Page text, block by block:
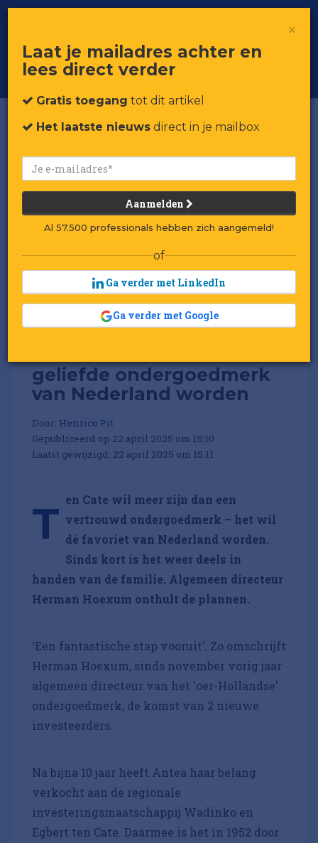
Voor professionals in retail & brands
Toggle
geliefde ondergoedmerk
van Nederland worden
Door: Henrico Pit
Gepubliceerd op 22 april 2025 om 15:10
Laatst gewijzigd: 22 april 2025 om 15:11
T en Cate wil meer zijn dan een
vertrouwd ondergoedmerk – het wil
dé favoriet van Nederland worden.
Sinds kort is het weer deels in
handen van de familie. Algemeen directeur
Herman Hoexum onthult de plannen.
‘Een fantastische stap vooruit’. Zo omschrijft
Herman Hoexum, sinds november vorig jaar
algemeen directeur van het 'oer-Hollandse'
ondergoedmerk, de komst van 2 nieuwe
investeerders.
Na bijna 10 jaar heeft Antea haar belang
verkocht aan de regionale
investeringsmaatschappij Wadinko en
Egbert ten Cate. Daarmee is het in 1952 door
×
Laat je mailadres achter en
lees direct verder
Gratis toegang tot dit artikel
Het laatste nieuws direct in je mailbox
Aanmelden
Al 57.500 professionals hebben zich aangemeld!
of
Ga verder met LinkedIn
Ga verder met Google